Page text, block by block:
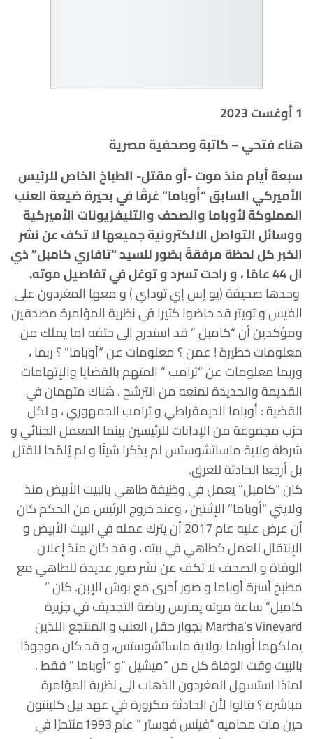
1 أوغست 2023
هناء فتحي – كاتبة وصحفية مصرية
سبعة أيام منذ موت -أو مقتل- الطباخ الخاص للرئيس
الأميركي السابق “أوباما” غرقًا في بحيرة ضيعة العنب
المملوكة لأوباما والصحف والتليفزيونات الأميركية
ووسائل التواصل الالكترونية جميعها لا تكف عن نشر
الخبر كل لحظة مرفقةً بصُور للسيد “تافاري كامبل” ذي
ال 44 عامًا ، و راحت تسرد و توغل في تفاصيل موته.
وحدها صحيفة (يو إس إي توداي ) و معها المغردون على
الفيس و تويتر قد خاضوا كثيرا في نظرية المؤامرة مصدقين
ومؤكدين أن “كامبل ” قد استدرج الى حتفه اما يملك من
معلومات خطيرة ! عمن ؟ معلومات عن “أوباما” ؟ ربما ،
وربما معلومات عن “ترامب ” المتهم بالقضايا والإتهامات
القديمة والجديدة لمنعه من الترشح . هُناك متهمان في
القضية : أوباما الديمقراطي و ترامب الجمهوري ، و لكل
حزب مجموعة من الإدانات للرئيسين بينما المعمل الجنائي و
شرطة ولاية ماساتشوستس لم يذكرا شيئًا و لم يُلمّحا للقتل
بل أرجعا الحادثة للغرق.
كان “كامبل” يعمل في وظيفة طاهي بالبيت الأبيض منذ
ولايتي “أوباما” الإثنتين ، وعند خروج الرئيس من الحكم كان
أن عرض عليه عام 2017 أن يترك عمله في البيت الأبيض و
الإنتقال للعمل كطاهي في بيته ، و قد كان منذ إعلان
الوفاة و الصحف لا تكف عن نشر صور عديدة للطاهي مع
مطبخ أسرة أوباما و صور أخرى مع بوش الإبن. كان ”
كامبل” ساعة موته يمارس رياضة التجديف في جزيرة
Martha’s Vineyard بجوار حقل العنب و المنتجع اللذين
يملكهما أوباما بولاية ماساتشوستس، و قد كان موجودًا
بالبيت وقت الوفاة كل من “ميشيل “و “أوباما ” فقط .
لماذا استسهل المغردون الذهاب الى نظرية المؤامرة
مباشرة ؟ قالوا لأن الحادثة مكرورة في عهد بيل كلينتون
حين مات محاميه “فينس فوستر ” عام 1993منتحرًا في